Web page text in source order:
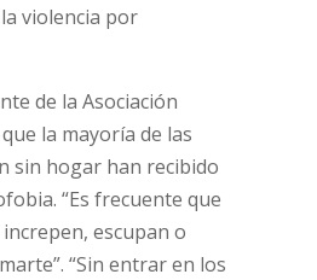
violencia por
de la Asociación
la mayoría de las
sin hogar han recibido
“Es frecuente que
escupan o
“Sin entrar en los